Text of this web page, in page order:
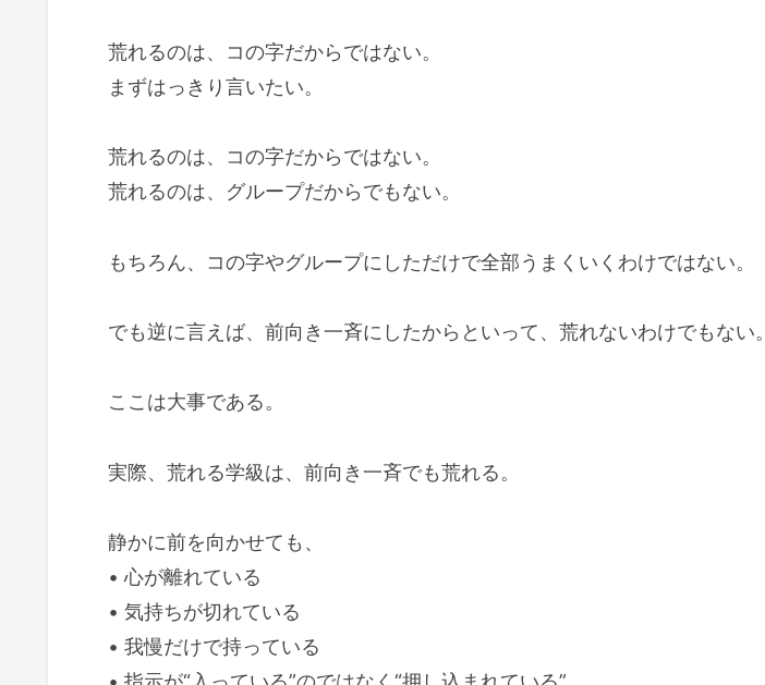
荒れるのは、コの字だからではない。
まずはっきり言いたい。
荒れるのは、コの字だからではない。
荒れるのは、グループだからでもない。
もちろん、コの字やグループにしただけで全部うまくいくわけではない。
でも逆に言えば、前向き一斉にしたからといって、荒れないわけでもない。
ここは大事である。
実際、荒れる学級は、前向き一斉でも荒れる。
静かに前を向かせても、
• 心が離れている
• 気持ちが切れている
• 我慢だけで持っている